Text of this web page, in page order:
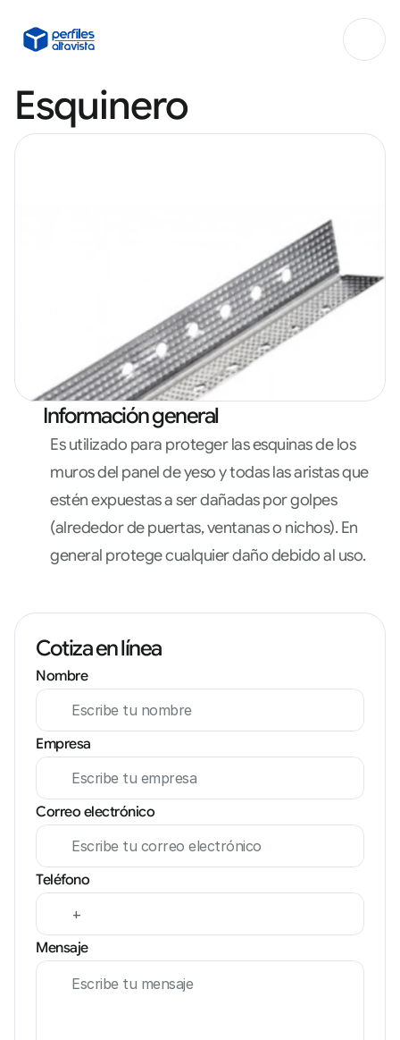
Esquinero
Información general
Es utilizado para proteger las esquinas de los
muros del panel de yeso y todas las aristas que
estén expuestas a ser dañadas por golpes
(alrededor de puertas, ventanas o nichos). En
general protege cualquier daño debido al uso.
Cotiza en línea
Nombre
Empresa
Correo electrónico
Teléfono
Mensaje